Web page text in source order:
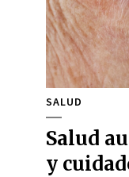
SALUD
Salud
y